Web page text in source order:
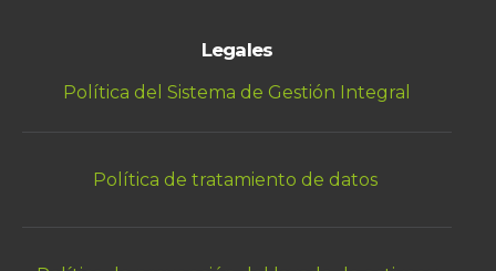
Legales
Política del Sistema de Gestión Integral
Política de tratamiento de datos